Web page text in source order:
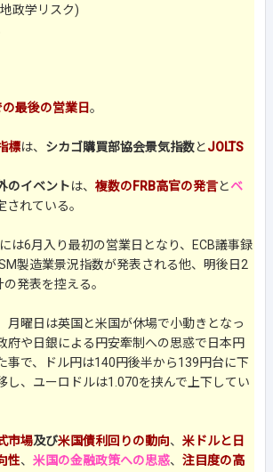
政学リスク)
最後の営業日。
標は、 シカゴ購買部協会景気指数とJOLTS
のイベントは、 複数のFRB高官の発言とベ
されている。
は6月入り最初の営業日となり、ECB議事録
製造業景況指数が発表される他、明後日2
発表を控える。
月曜日は英国と米国が休場で小動きとなっ
府や日銀による円安牽制への思惑で日本円
事で、ドル円は140円後半から139円台に下
し、ユーロドルは1.070を挟んで上下してい
市場及び米国債利回りの動向、 米ドルと日
性、 米国の金融政策への思惑、 注目度の高